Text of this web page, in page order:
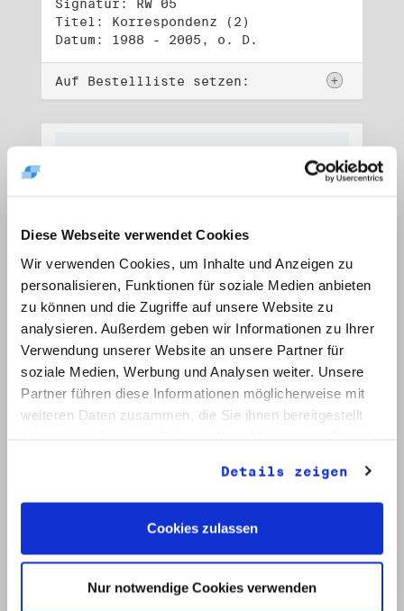
Diese Webseite verwendet Cookies
Wir verwenden Cookies, um Inhalte und Anzeigen zu
personalisieren, Funktionen für soziale Medien anbieten
zu können und die Zugriffe auf unsere Website zu
analysieren. Außerdem geben wir Informationen zu Ihrer
Verwendung unserer Website an unsere Partner für
soziale Medien, Werbung und Analysen weiter. Unsere
Partner führen diese Informationen möglicherweise mit
weiteren Daten zusammen, die Sie ihnen bereitgestellt
Details zeigen
Cookies zulassen
Nur notwendige Cookies verwenden
Signatur: RW 05
Titel: Korrespondenz (2)
Datum: 1988 - 2005, o. D.
Auf Bestellliste setzen:
Signatur: RW 06
Titel: Lebensdokumente
Datum: 1972 - 2001